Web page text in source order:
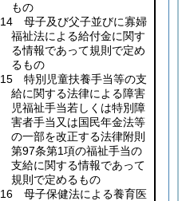
もの
14 母子及び父子並びに寡婦
福祉法による給付金に関す
る情報であって規則で定め
るもの
15 特別児童扶養手当等の支
給に関する法律による障害
児福祉手当若しくは特別障
害者手当又は国民年金法等
の一部を改正する法律附則
第97条第1項の福祉手当の
支給に関する情報であって
規則で定めるもの
16 母子保健法による養育医